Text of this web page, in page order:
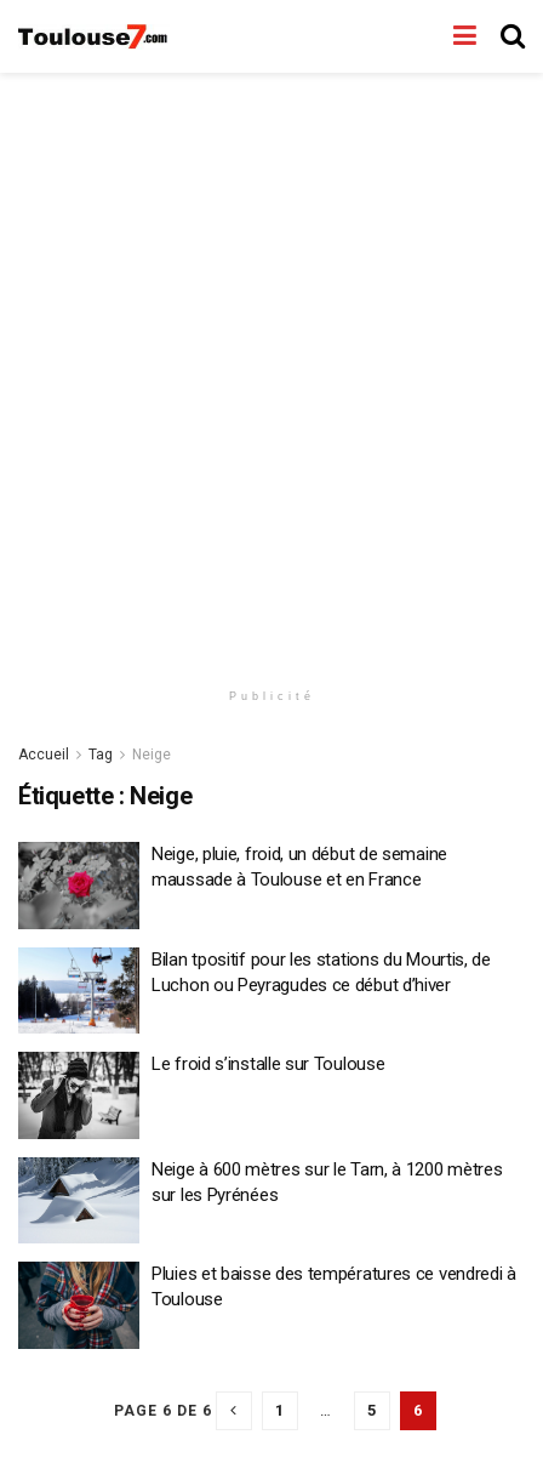
Publicité
Accueil Tag Neige
Étiquette : Neige
Neige, pluie, froid, un début de semaine
maussade à Toulouse et en France
Bilan tpositif pour les stations du Mourtis, de
Luchon ou Peyragudes ce début d’hiver
Le froid s’installe sur Toulouse
Neige à 600 mètres sur le Tarn, à 1200 mètres
sur les Pyrénées
Pluies et baisse des températures ce vendredi à
Toulouse
PAGE 6 DE 6 1 5 6